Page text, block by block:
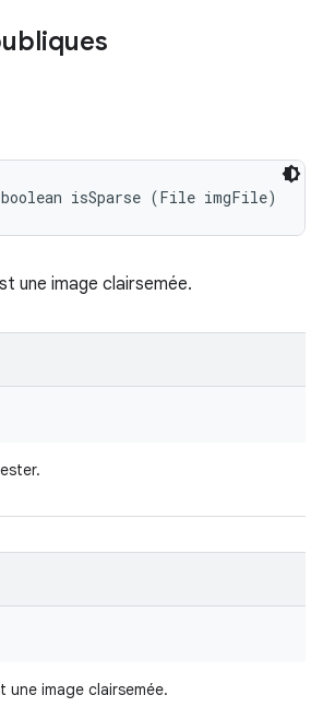
isSparse (File imgFile)
une image clairsemée.
une image clairsemée.